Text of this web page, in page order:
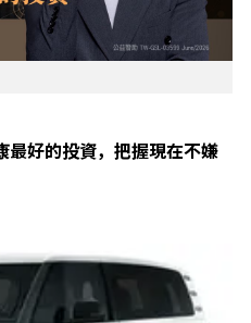
最好的投資，把握現在不嫌